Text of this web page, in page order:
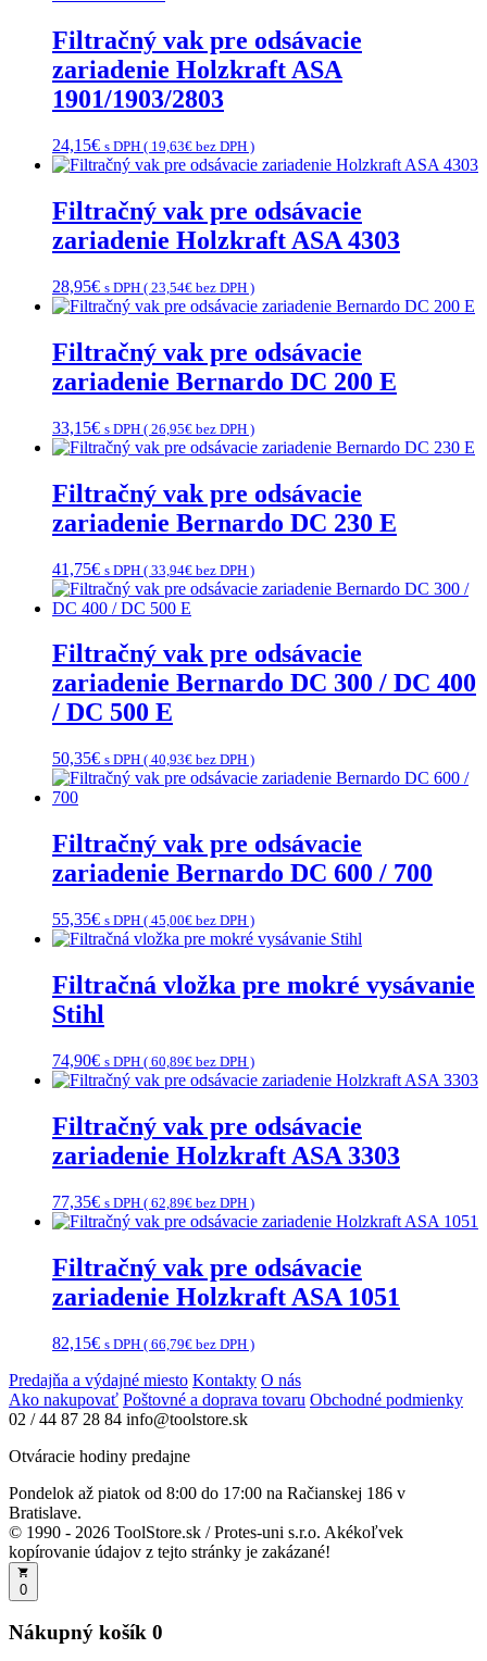
Filtračný vak pre odsávacie
zariadenie Holzkraft ASA
1901/1903/2803
24,15€ s DPH ( 19,63€ bez DPH )
Filtračný vak pre odsávacie
zariadenie Holzkraft ASA 4303
28,95€ s DPH ( 23,54€ bez DPH )
Filtračný vak pre odsávacie
zariadenie Bernardo DC 200 E
33,15€ s DPH ( 26,95€ bez DPH )
Filtračný vak pre odsávacie
zariadenie Bernardo DC 230 E
41,75€ s DPH ( 33,94€ bez DPH )
Filtračný vak pre odsávacie
zariadenie Bernardo DC 300 / DC 400
/ DC 500 E
50,35€ s DPH ( 40,93€ bez DPH )
Filtračný vak pre odsávacie
zariadenie Bernardo DC 600 / 700
55,35€ s DPH ( 45,00€ bez DPH )
Filtračná vložka pre mokré vysávanie
Stihl
74,90€ s DPH ( 60,89€ bez DPH )
Filtračný vak pre odsávacie
zariadenie Holzkraft ASA 3303
77,35€ s DPH ( 62,89€ bez DPH )
Filtračný vak pre odsávacie
zariadenie Holzkraft ASA 1051
82,15€ s DPH ( 66,79€ bez DPH )
Predajňa a výdajné miesto Kontakty O nás
Ako nakupovať Poštovné a doprava tovaru Obchodné podmienky
02 / 44 87 28 84 info@toolstore.sk
Otváracie hodiny predajne
Pondelok až piatok od 8:00 do 17:00 na Račianskej 186 v
Bratislave.
© 1990 - 2026 ToolStore.sk / Protes-uni s.r.o. Akékoľvek
kopírovanie údajov z tejto stránky je zakázané!
0
Nákupný košík 0